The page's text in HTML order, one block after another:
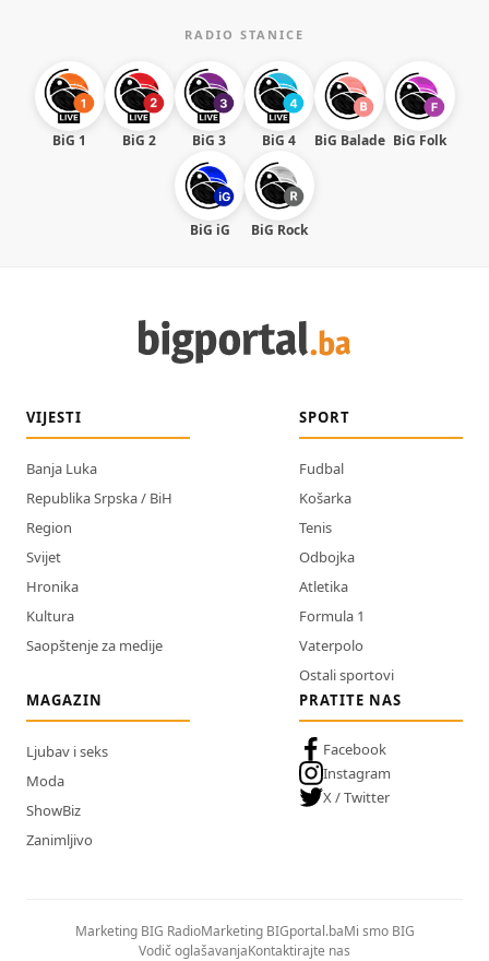
RADIO STANICE
BiG 1 BiG 2 BiG 3 BiG 4 BiG Balade BiG Folk
BiG iG BiG Rock
VIJESTI
Banja Luka
Republika Srpska / BiH
Region
Svijet
Hronika
Kultura
Saopštenje za medije
SPORT
Fudbal
Košarka
Tenis
Odbojka
Atletika
Formula 1
Vaterpolo
Ostali sportovi
MAGAZIN
Ljubav i seks
Moda
ShowBiz
Zanimljivo
PRATITE NAS
Facebook
Instagram
X / Twitter
Marketing BIG RadioMarketing BIGportal.baMi smo BIG
Vodič oglašavanjaKontaktirajte nas